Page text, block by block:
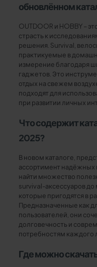
обновлённом
OUTDOOR и HOBBY –
страсть к
решения. Survival,
практикуемые в
измерение благодаря
гаджетов. Это
отдых на свежем
подходят для
при развитии личных
Что содержит
2025?
В новом каталоге,
ассортимент надёжных
найти множество
survival-аксессуаров
которые пригодятся в
Предназначенные как
пользователей, они
долговечность и
потребностям каждого
Где можно